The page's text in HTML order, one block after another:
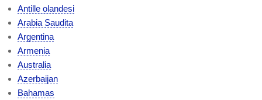
Antille olandesi
Arabia Saudita
Argentina
Armenia
Australia
Azerbaijan
Bahamas